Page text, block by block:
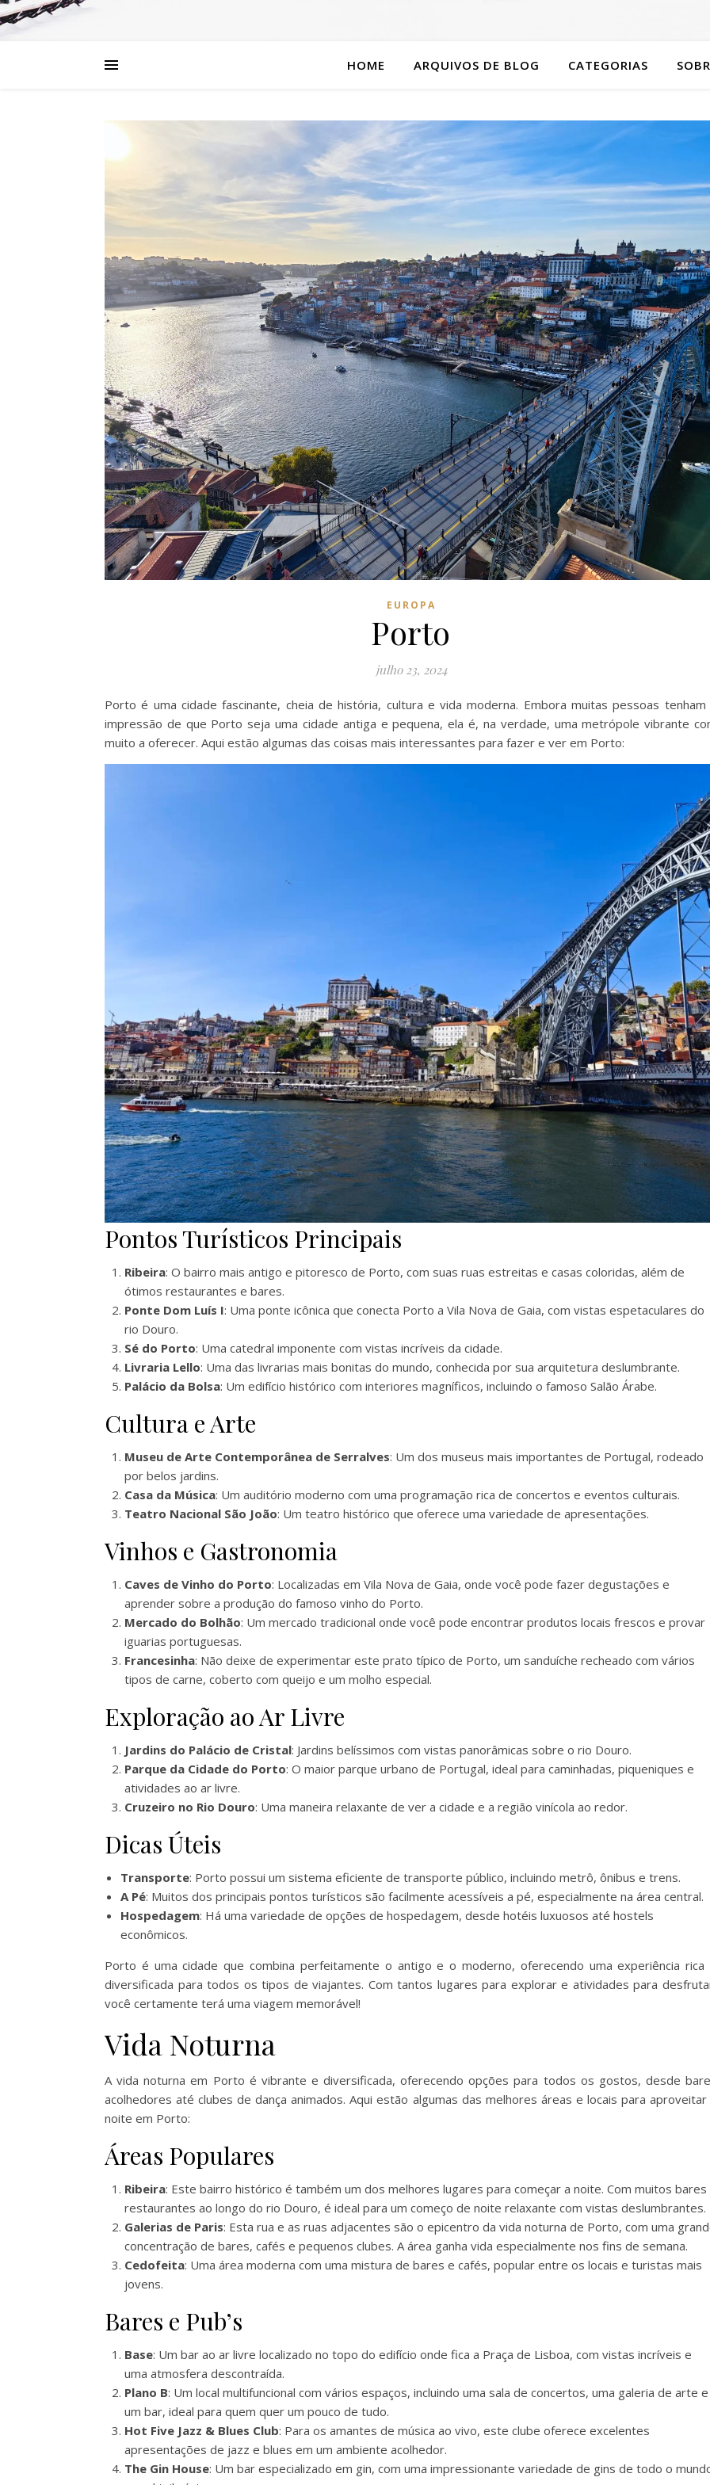
HOME ARQUIVOS DE BLOG CATEGORIAS
EUROPA
Porto
julho 23, 2024
Porto é uma cidade fascinante, cheia de história, cultura e vida moderna. Embora muitas pessoas tenham
impressão de que Porto seja uma cidade antiga e pequena, ela é, na verdade, uma metrópole vibrante
muito a oferecer. Aqui estão algumas das coisas mais interessantes para fazer e ver em Porto:
Pontos Turísticos Principais
Ribeira: O bairro mais antigo e pitoresco de Porto, com suas ruas estreitas e casas coloridas, além de
ótimos restaurantes e bares.
Ponte Dom Luís I: Uma ponte icônica que conecta Porto a Vila Nova de Gaia, com vistas espetaculares do
rio Douro.
Sé do Porto: Uma catedral imponente com vistas incríveis da cidade.
Livraria Lello: Uma das livrarias mais bonitas do mundo, conhecida por sua arquitetura deslumbrante.
Palácio da Bolsa: Um edifício histórico com interiores magníficos, incluindo o famoso Salão Árabe.
Cultura e Arte
Museu de Arte Contemporânea de Serralves: Um dos museus mais importantes de Portugal, rodeado
por belos jardins.
Casa da Música: Um auditório moderno com uma programação rica de concertos e eventos culturais.
Teatro Nacional São João: Um teatro histórico que oferece uma variedade de apresentações.
Vinhos e Gastronomia
Caves de Vinho do Porto: Localizadas em Vila Nova de Gaia, onde você pode fazer degustações e
aprender sobre a produção do famoso vinho do Porto.
Mercado do Bolhão: Um mercado tradicional onde você pode encontrar produtos locais frescos e provar
iguarias portuguesas.
Francesinha: Não deixe de experimentar este prato típico de Porto, um sanduíche recheado com vários
tipos de carne, coberto com queijo e um molho especial.
Exploração ao Ar Livre
Jardins do Palácio de Cristal: Jardins belíssimos com vistas panorâmicas sobre o rio Douro.
Parque da Cidade do Porto: O maior parque urbano de Portugal, ideal para caminhadas, piqueniques e
atividades ao ar livre.
Cruzeiro no Rio Douro: Uma maneira relaxante de ver a cidade e a região vinícola ao redor.
Dicas Úteis
Transporte: Porto possui um sistema eficiente de transporte público, incluindo metrô, ônibus e trens.
A Pé: Muitos dos principais pontos turísticos são facilmente acessíveis a pé, especialmente na área central.
Hospedagem: Há uma variedade de opções de hospedagem, desde hotéis luxuosos até hostels
econômicos.
Porto é uma cidade que combina perfeitamente o antigo e o moderno, oferecendo uma experiência rica
diversificada para todos os tipos de viajantes. Com tantos lugares para explorar e atividades para
você certamente terá uma viagem memorável!
Vida Noturna
A vida noturna em Porto é vibrante e diversificada, oferecendo opções para todos os gostos, desde
acolhedores até clubes de dança animados. Aqui estão algumas das melhores áreas e locais para aproveitar
noite em Porto:
Áreas Populares
Ribeira: Este bairro histórico é também um dos melhores lugares para começar a noite. Com muitos bares
restaurantes ao longo do rio Douro, é ideal para um começo de noite relaxante com vistas deslumbrantes.
Galerias de Paris: Esta rua e as ruas adjacentes são o epicentro da vida noturna de Porto, com uma
concentração de bares, cafés e pequenos clubes. A área ganha vida especialmente nos fins de semana.
Cedofeita: Uma área moderna com uma mistura de bares e cafés, popular entre os locais e turistas mais
jovens.
Bares e Pub’s
Base: Um bar ao ar livre localizado no topo do edifício onde fica a Praça de Lisboa, com vistas incríveis e
uma atmosfera descontraída.
Plano B: Um local multifuncional com vários espaços, incluindo uma sala de concertos, uma galeria de arte e
um bar, ideal para quem quer um pouco de tudo.
Hot Five Jazz & Blues Club: Para os amantes de música ao vivo, este clube oferece excelentes
apresentações de jazz e blues em um ambiente acolhedor.
The Gin House: Um bar especializado em gin, com uma impressionante variedade de gins de todo o